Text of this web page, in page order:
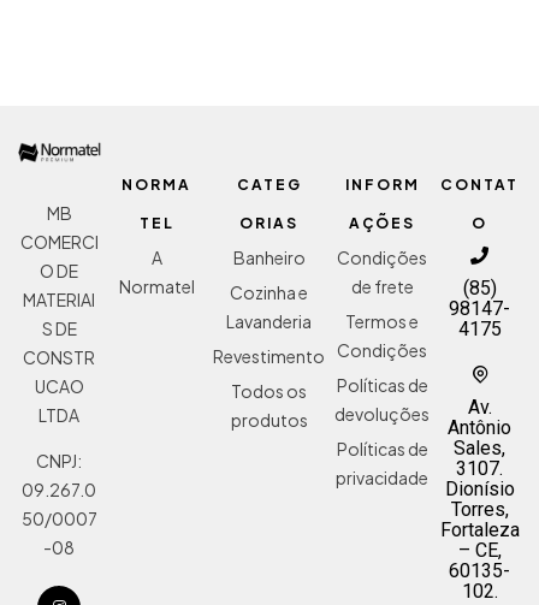
MB
COMERCI
O DE
MATERIAI
S DE
CONSTR
UCAO
LTDA
CNPJ:
09.267.0
50/0007
-08
NORMA
TEL
A
Normatel
CATEG
ORIAS
Banheiro
Cozinha e
Lavanderia
Revestimento
Todos os
produtos
INFORM
AÇÕES
Condições
de frete
Termos e
Condições
Políticas de
devoluções
Políticas de
privacidade
CONTAT
O
(85)
98147-
4175
Av.
Antônio
Sales,
3107.
Dionísio
Torres,
Fortaleza
– CE,
60135-
102.